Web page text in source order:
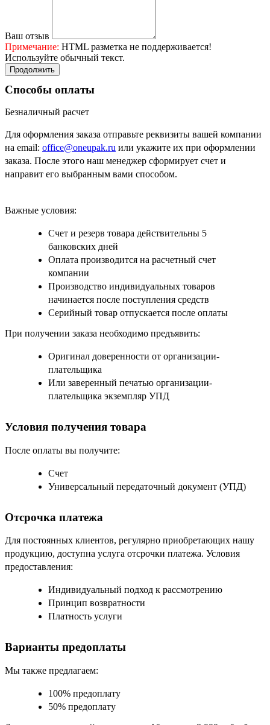
Ваш отзыв
Примечание: HTML разметка не поддерживается!
Используйте обычный текст.
Продолжить
Способы оплаты
Безналичный расчет
Для оформления заказа отправьте реквизиты вашей компании
на email: office@oneupak.ru или укажите их при оформлении
заказа. После этого наш менеджер сформирует счет и
направит его выбранным вами способом.
Важные условия:
Счет и резерв товара действительны 5
банковских дней
Оплата производится на расчетный счет
компании
Производство индивидуальных товаров
начинается после поступления средств
Серийный товар отпускается после оплаты
При получении заказа необходимо предъявить:
Оригинал доверенности от организации-
плательщика
Или заверенный печатью организации-
плательщика экземпляр УПД
Условия получения товара
После оплаты вы получите:
Счет
Универсальный передаточный документ (УПД)
Отсрочка платежа
Для постоянных клиентов, регулярно приобретающих нашу
продукцию, доступна услуга отсрочки платежа. Условия
предоставления:
Индивидуальный подход к рассмотрению
Принцип возвратности
Платность услуги
Варианты предоплаты
Мы также предлагаем:
100% предоплату
50% предоплату